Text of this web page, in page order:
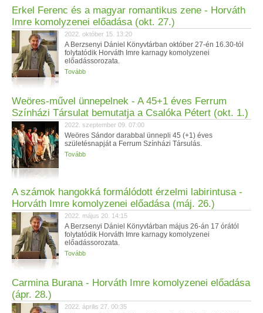
Erkel Ferenc és a magyar romantikus zene - Horváth
Imre komolyzenei előadása (okt. 27.)
2022. október 15. 13:20
A Berzsenyi Dániel Könyvtárban október 27-én 16.30-tól
folytatódik Horváth Imre karnagy komolyzenei
előadássorozata.
Tovább
Weöres-művel ünnepelnek - A 45+1 éves Ferrum
Színházi Társulat bemutatja a Csalóka Pétert (okt. 1.)
2022. szeptember 09. 07:00
Weöres Sándor darabbal ünnepli 45 (+1) éves
születésnapját a Ferrum Színházi Társulás.
Tovább
A számok hangokká formálódott érzelmi labirintusa -
Horváth Imre komolyzenei előadása (máj. 26.)
2022. május 20. 14:15
A Berzsenyi Dániel Könyvtárban május 26-án 17 órától
folytatódik Horváth Imre karnagy komolyzenei
előadássorozata.
Tovább
Carmina Burana - Horváth Imre komolyzenei előadása
(ápr. 28.)
2022. április 27. 00:35